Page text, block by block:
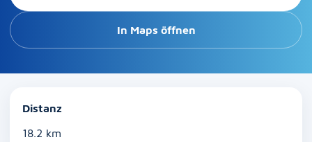
In Maps öffnen
Distanz
18.2 km